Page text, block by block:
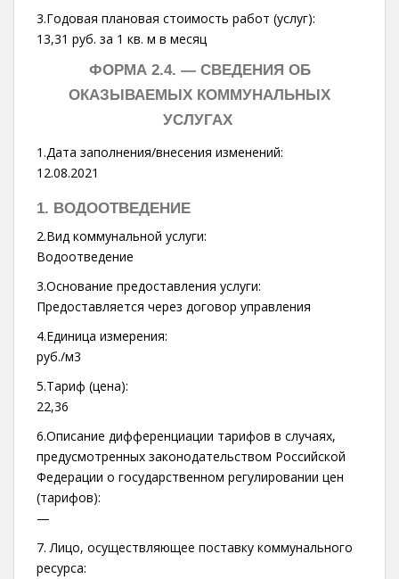
3.Годовая плановая стоимость работ (услуг):
13,31 руб. за 1 кв. м в месяц
ФОРМА 2.4. —СВЕДЕНИЯ ОБ
ОКАЗЫВАЕМЫХ КОММУНАЛЬНЫХ
УСЛУГАХ
1.Дата заполнения/внесения изменений:
12.08.2021
1. ВОДООТВЕДЕНИЕ
2.Вид коммунальной услуги:
Водоотведение
3.Основание предоставления услуги:
Предоставляется через договор управления
4.Единица измерения:
руб./м3
5.Тариф (цена):
22,36
6.Описание дифференциации тарифов в случаях,
предусмотренных законодательством Российской
Федерации о государственном регулировании цен
(тарифов):
—
7. Лицо, осуществляющее поставку коммунального
ресурса: